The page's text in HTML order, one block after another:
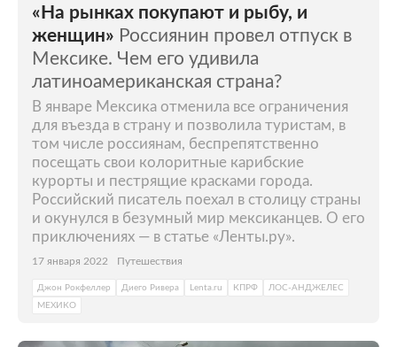
«На рынках покупают и рыбу, и
женщин» Россиянин провел отпуск в
Мексике. Чем его удивила
латиноамериканская страна?
В январе Мексика отменила все ограничения
для въезда в страну и позволила туристам, в
том числе россиянам, беспрепятственно
посещать свои колоритные карибские
курорты и пестрящие красками города.
Российский писатель поехал в столицу страны
и окунулся в безумный мир мексиканцев. О его
приключениях — в статье «Ленты.ру».
17 января 2022 Путешествия
Джон Рокфеллер Диего Ривера Lenta.ru КПРФ
ЛОС-АНДЖЕЛЕС
МЕХИКО